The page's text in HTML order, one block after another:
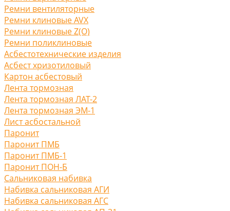
Ремни вентиляторные
Ремни клиновые AVX
Ремни клиновые Z(O)
Ремни поликлиновые
Асбестотехнические изделия
Асбест хризотиловый
Картон асбестовый
Лента тормозная
Лента тормозная ЛАТ-2
Лента тормозная ЭМ-1
Лист асбостальной
Паронит
Паронит ПМБ
Паронит ПМБ-1
Паронит ПОН-Б
Сальниковая набивка
Набивка сальниковая АГИ
Набивка сальниковая АГС